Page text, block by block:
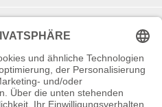
Elektronikgeräten